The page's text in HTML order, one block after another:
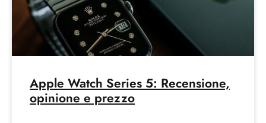
Apple Watch Series 5: Recensione,
opinione e prezzo